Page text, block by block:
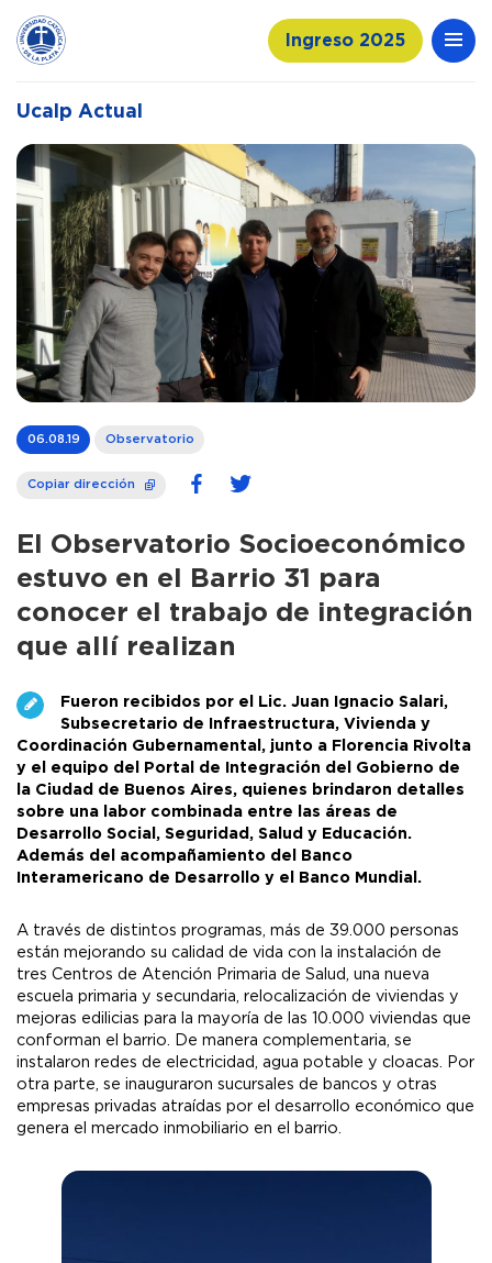
Ingreso 2025
Ucalp Actual
06.08.19 Observatorio
Copiar dirección
El Observatorio Socioeconómico
estuvo en el Barrio 31 para
conocer el trabajo de integración
que allí realizan
Fueron recibidos por el Lic. Juan Ignacio Salari,
Subsecretario de Infraestructura, Vivienda y
Coordinación Gubernamental, junto a Florencia Rivolta
y el equipo del Portal de Integración del Gobierno de
la Ciudad de Buenos Aires, quienes brindaron detalles
sobre una labor combinada entre las áreas de
Desarrollo Social, Seguridad, Salud y Educación.
Además del acompañamiento del Banco
Interamericano de Desarrollo y el Banco Mundial.
A través de distintos programas, más de 39.000 personas
están mejorando su calidad de vida con la instalación de
tres Centros de Atención Primaria de Salud, una nueva
escuela primaria y secundaria, relocalización de viviendas y
mejoras edilicias para la mayoría de las 10.000 viviendas que
conforman el barrio. De manera complementaria, se
instalaron redes de electricidad, agua potable y cloacas. Por
otra parte, se inauguraron sucursales de bancos y otras
empresas privadas atraídas por el desarrollo económico que
genera el mercado inmobiliario en el barrio.